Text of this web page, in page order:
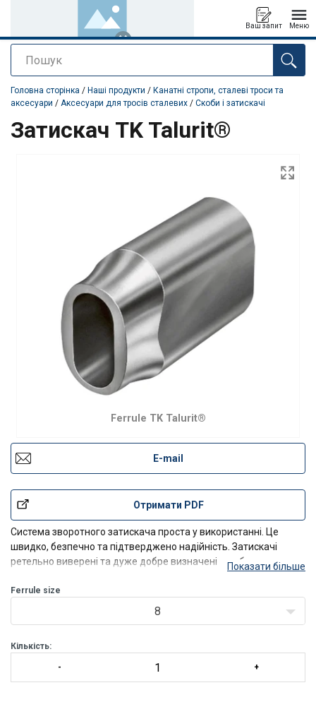
Пошук
Ваш запит Меню
added to your quote
Головна сторінка / Наші продукти / Канатні стропи, сталеві троси та
аксесуари / Аксесуари для тросів сталевих / Скоби і затискачі
Затискач TK Talurit®
Ferrule TK Talurit®
E-mail
Отримати PDF
Система зворотного затискача проста у використанні. Це
швидко, безпечно та підтверджено надійність. Затискачі
ретельно виверені та дуже добре визначені для багатьох
Фітинги можна використовувати для одношарових моту
Показати більше
Ferrule size
8
Кількість: